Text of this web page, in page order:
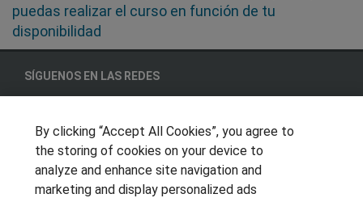
puedas realizar el curso en función de tu
disponibilidad
SÍGUENOS EN LAS REDES
OTROS GRUPOS DE INTERES
Muro de los idiomas
By clicking “Accept All Cookies”, you agree to
the storing of cookies on your device to
analyze and enhance site navigation and
marketing and display personalized ads